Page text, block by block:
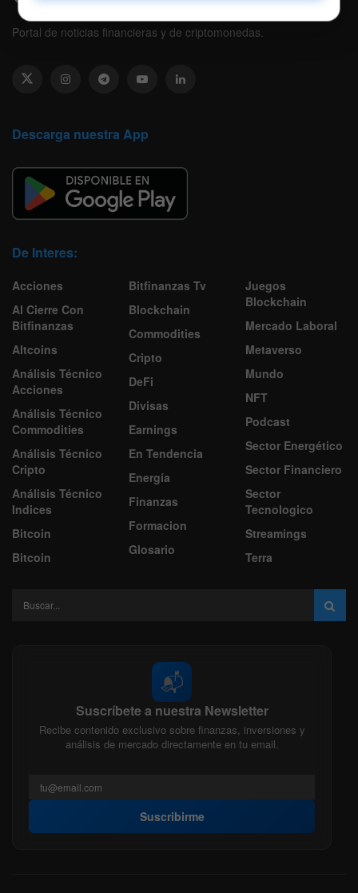
Portal de noticias financieras y de criptomonedas.
Descarga nuestra App
De Interes:
Acciones
Al Cierre Con
Bitfinanzas
Altcoins
Análisis Técnico
Acciones
Análisis Técnico
Commodities
Análisis Técnico
Cripto
Análisis Técnico
Indices
Bitcoin
Bitcoin
Bitfinanzas Tv
Blockchain
Commodities
Cripto
DeFi
Divisas
Earnings
En Tendencia
Energía
Finanzas
Formacion
Glosario
Juegos
Blockchain
Mercado Laboral
Metaverso
Mundo
NFT
Podcast
Sector Energético
Sector Financiero
Sector
Tecnologico
Streamings
Terra
📬
Suscríbete a nuestra Newsletter
Recibe contenido exclusivo sobre finanzas, inversiones y
análisis de mercado directamente en tu email.
Suscribirme